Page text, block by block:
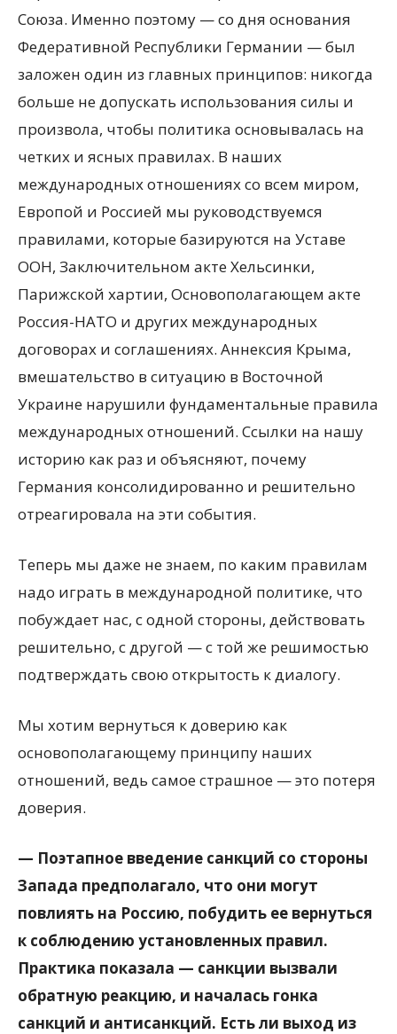
Союза. Именно поэтому — со дня основания
Федеративной Республики Германии — был
заложен один из главных принципов: никогда
больше не допускать использования силы и
произвола, чтобы политика основывалась на
четких и ясных правилах. В наших
международных отношениях со всем миром,
Европой и Россией мы руководствуемся
правилами, которые базируются на Уставе
ООН, Заключительном акте Хельсинки,
Парижской хартии, Основополагающем акте
Россия-НАТО и других международных
договорах и соглашениях. Аннексия Крыма,
вмешательство в ситуацию в Восточной
Украине нарушили фундаментальные правила
международных отношений. Ссылки на нашу
историю как раз и объясняют, почему
Германия консолидированно и решительно
отреагировала на эти события.
Теперь мы даже не знаем, по каким правилам
надо играть в международной политике, что
побуждает нас, с одной стороны, действовать
решительно, с другой — с той же решимостью
подтверждать свою открытость к диалогу.
Мы хотим вернуться к доверию как
основополагающему принципу наших
отношений, ведь самое страшное — это потеря
доверия.
— Поэтапное введение санкций со стороны
Запада предполагало, что они могут
повлиять на Россию, побудить ее вернуться
к соблюдению установленных правил.
Практика показала — санкции вызвали
обратную реакцию, и началась гонка
санкций и антисанкций. Есть ли выход из